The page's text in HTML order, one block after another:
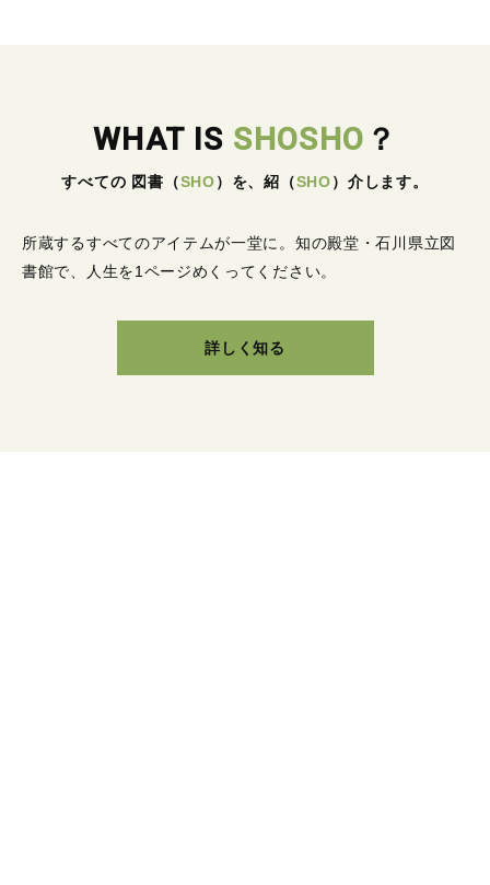
WHAT IS SHOSHO ？
すべての 図書 （SHO） を、紹 （SHO） 介します。
所蔵するすべてのアイテムが一堂に。 知の殿堂・石川県立図
書館で、人生を1ページめくってください。
詳しく知る